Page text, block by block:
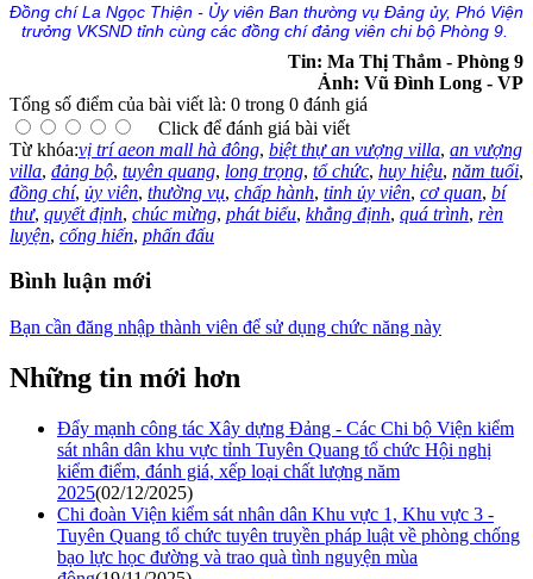
Đồng chí La Ngọc Thiện - Ủy viên Ban thường vụ Đảng ủy, Phó Viện
trưởng VKSND tỉnh cùng các đồng chí đảng viên chi bộ Phòng 9.
Tin: Ma Thị Thắm - Phòng 9
Ảnh: Vũ Đình Long - VP
Tổng số điểm của bài viết là: 0 trong 0 đánh giá
Click để đánh giá bài viết
Từ khóa:vị trí aeon mall hà đông, biệt thự an vượng villa, an vượng
villa, đảng bộ, tuyên quang, long trọng, tổ chức, huy hiệu, năm tuổi,
đồng chí, ủy viên, thường vụ, chấp hành, tỉnh ủy viên, cơ quan, bí
thư, quyết định, chúc mừng, phát biểu, khẳng định, quá trình, rèn
luyện, cống hiến, phấn đấu
Bình luận mới
Bạn cần đăng nhập thành viên để sử dụng chức năng này
Những tin mới hơn
Đẩy mạnh công tác Xây dựng Đảng - Các Chi bộ Viện kiểm
sát nhân dân khu vực tỉnh Tuyên Quang tổ chức Hội nghị
kiểm điểm, đánh giá, xếp loại chất lượng năm
2025(02/12/2025)
Chi đoàn Viện kiểm sát nhân dân Khu vực 1, Khu vực 3 -
Tuyên Quang tổ chức tuyên truyền pháp luật về phòng chống
bạo lực học đường và trao quà tình nguyện mùa